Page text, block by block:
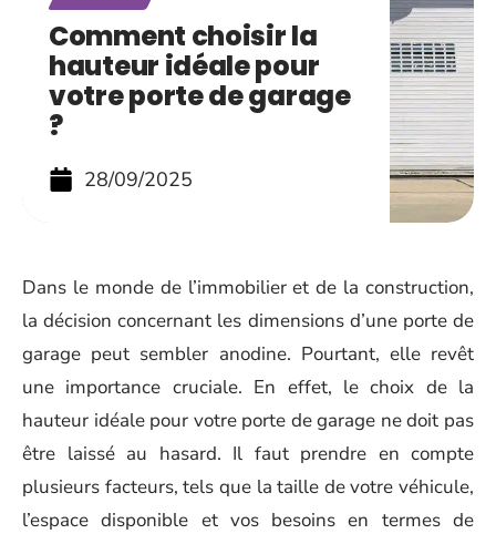
Comment choisir la
hauteur idéale pour
votre porte de garage
?
28/09/2025
Dans le monde de l’immobilier et de la construction,
la décision concernant les dimensions d’une porte de
garage peut sembler anodine. Pourtant, elle revêt
une importance cruciale. En effet, le choix de la
hauteur idéale pour votre porte de garage ne doit pas
être laissé au hasard. Il faut prendre en compte
plusieurs facteurs, tels que la taille de votre véhicule,
l’espace disponible et vos besoins en termes de